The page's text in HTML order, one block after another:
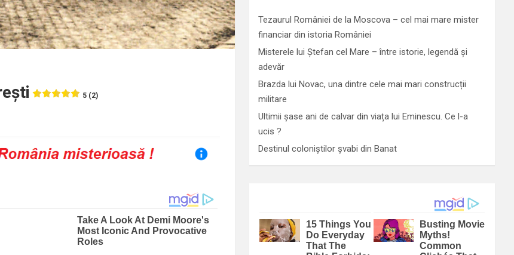
5 (2)
Tezaurul României de la Moscova – cel mai mare mister
financiar din istoria României
Misterele lui Ștefan cel Mare – între istorie, legendă și
adevăr
Brazda lui Novac, una dintre cele mai mari construcții
militare
Ultimii șase ani de calvar din viața lui Eminescu. Ce l-a
ucis ?
Destinul coloniștilor șvabi din Banat